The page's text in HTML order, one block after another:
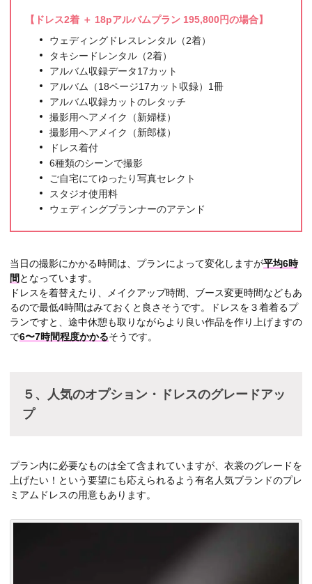
【ドレス2着 ＋ 18pアルバムプラン 195,800円の場合】
ウェディングドレスレンタル（2着）
タキシードレンタル（2着）
アルバム収録データ17カット
アルバム（18ページ17カット収録）1冊
アルバム収録カットのレタッチ
撮影用ヘアメイク（新婦様）
撮影用ヘアメイク（新郎様）
ドレス着付
6種類のシーンで撮影
ご自宅にてゆったり写真セレクト
スタジオ使用料
ウェディングプランナーのアテンド
当日の撮影にかかる時間は、プランによって変化しますが平均6時
間 となっています。
ドレスを着替えたり、メイクアップ時間、ブース変更時間などもあ
るので最低4時間はみておくと良さそうです。ドレスを３着着るプ
ランですと、途中休憩も取りながらより良い作品を作り上げますの
で6〜7時間程度かかるそうです。
５、人気のオプション・ドレスのグレードアッ
プ
プラン内に必要なものは全て含まれていますが、衣裳のグレードを
上げたい！という要望にも応えられるよう有名人気ブランドのプレ
ミアムドレスの用意もあります。